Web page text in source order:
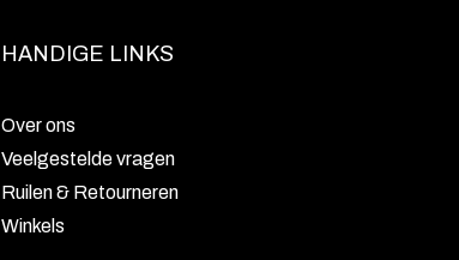
HANDIGE LINKS
Over ons
Veelgestelde vragen
Ruilen & Retourneren
Winkels